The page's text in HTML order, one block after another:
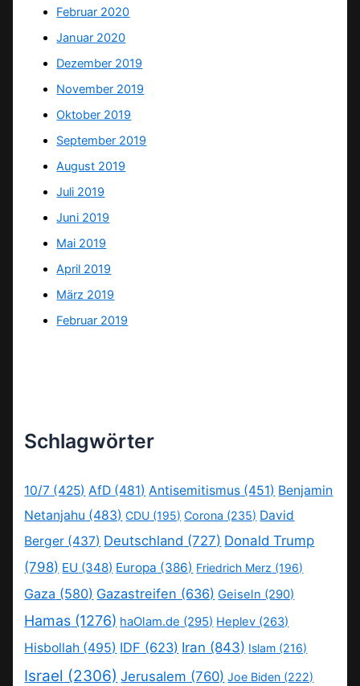
Februar 2020
Januar 2020
Dezember 2019
November 2019
Oktober 2019
September 2019
August 2019
Juli 2019
Juni 2019
Mai 2019
April 2019
März 2019
Februar 2019
Schlagwörter
10/7 (425) AfD (481) Antisemitismus (451) Benjamin
Netanjahu (483) CDU (195) Corona (235) David
Berger (437) Deutschland (727) Donald Trump
(798) EU (348) Europa (386) Friedrich Merz (196)
Gaza (580) Gazastreifen (636) Geiseln (290)
Hamas (1276) haOlam.de (295) Heplev (263)
Hisbollah (495) IDF (623) Iran (843) Islam (216)
Israel (2306) Jerusalem (760) Joe Biden (222)